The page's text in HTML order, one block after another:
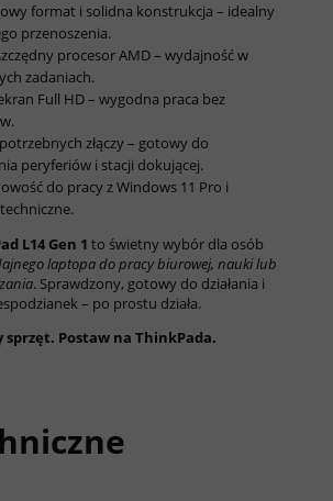
format i solidna konstrukcja – idealny
przenoszenia.
procesor AMD – wydajność w
zadaniach.
Full HD – wygodna praca bez
złączy – gotowy do
peryferiów i stacji dokującej.
do pracy z Windows 11 Pro i
L14 Gen 1 to świetny wybór dla osób
laptopa do pracy biurowej, nauki lub
. Sprawdzony, gotowy do działania i
– po prostu działa.
sprzęt. Postaw na ThinkPada.